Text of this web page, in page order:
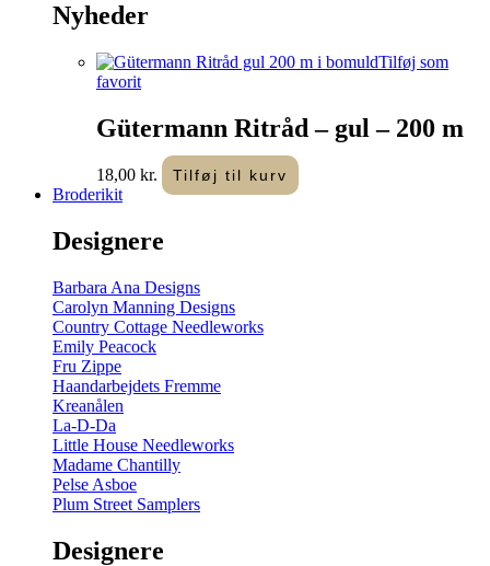
Nyheder
Tilføj som
favorit
Gütermann Ritråd – gul – 200 m
18,00 kr. Tilføj til kurv
Broderikit
Designere
Barbara Ana Designs
Carolyn Manning Designs
Country Cottage Needleworks
Emily Peacock
Fru Zippe
Haandarbejdets Fremme
Kreanålen
La-D-Da
Little House Needleworks
Madame Chantilly
Pelse Asboe
Plum Street Samplers
Designere